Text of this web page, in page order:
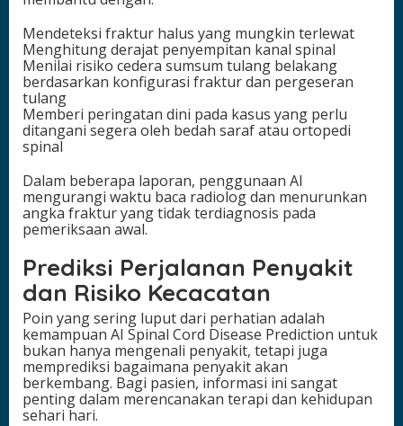
Mendeteksi fraktur halus yang mungkin terlewat
Menghitung derajat penyempitan kanal spinal
Menilai risiko cedera sumsum tulang belakang
berdasarkan konfigurasi fraktur dan pergeseran
tulang
Memberi peringatan dini pada kasus yang perlu
ditangani segera oleh bedah saraf atau ortopedi
spinal
Dalam beberapa laporan, penggunaan AI
mengurangi waktu baca radiolog dan menurunkan
angka fraktur yang tidak terdiagnosis pada
pemeriksaan awal.
Prediksi Perjalanan Penyakit
dan Risiko Kecacatan
Poin yang sering luput dari perhatian adalah
kemampuan AI Spinal Cord Disease Prediction untuk
bukan hanya mengenali penyakit, tetapi juga
memprediksi bagaimana penyakit akan
berkembang. Bagi pasien, informasi ini sangat
penting dalam merencanakan terapi dan kehidupan
sehari hari.